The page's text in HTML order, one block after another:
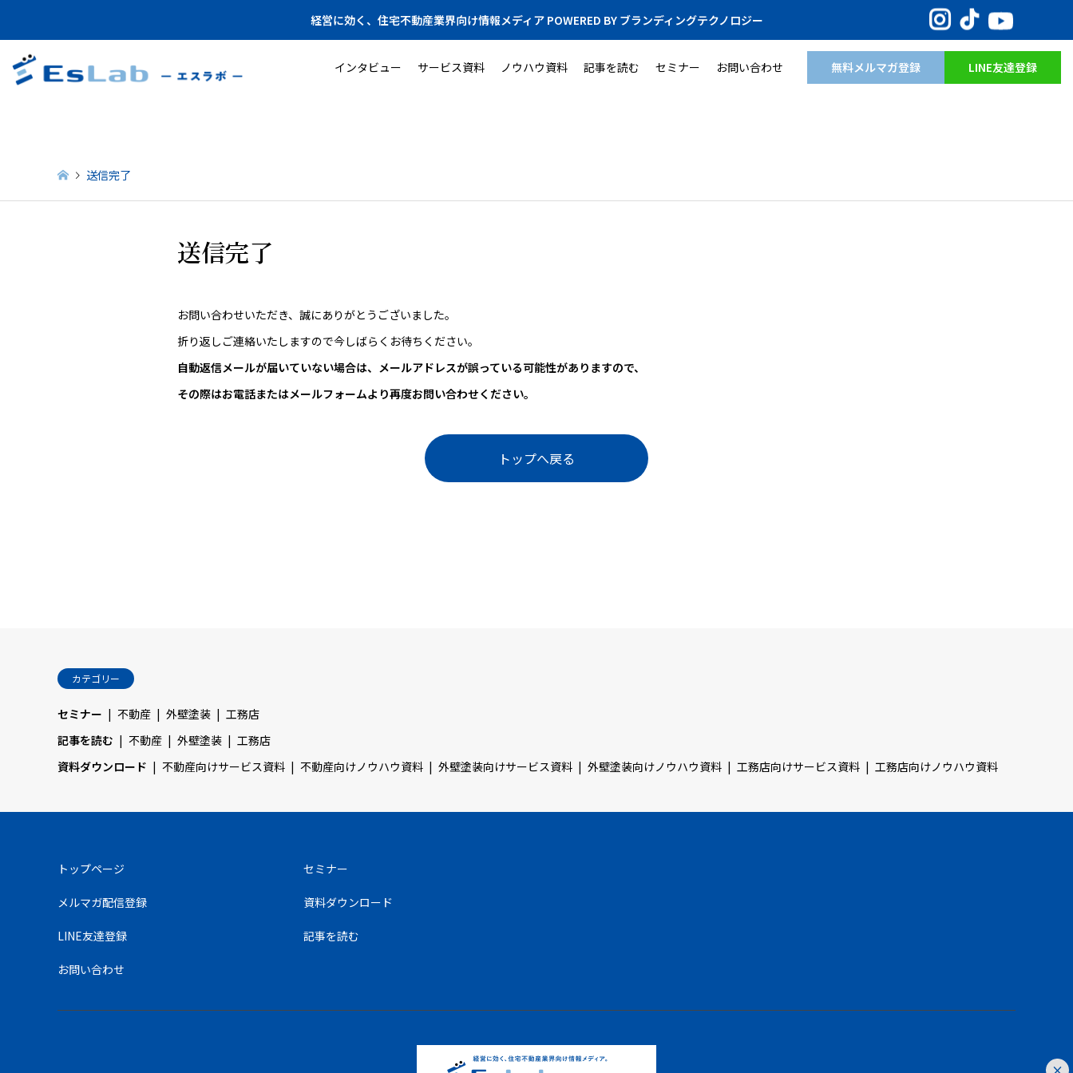
経営に効く、住宅不動産業界向け情報メディア POWERED BY ブランディングテクノロジー
インタビュー サービス資料 ノウハウ資料 記事を読む セミナー お問い合わせ 無料メルマガ登録 LINE友達登録
送信完了
送信完了
お問い合わせいただき、誠にありがとうございました。
折り返しご連絡いたしますので今しばらくお待ちください。
自動返信メールが届いていない場合は、メールアドレスが誤っている可能性がありますので、
その際はお電話またはメールフォームより再度お問い合わせください。
トップへ戻る
カテゴリー
セミナー 不動産 外壁塗装
工務店
記事を読む
不動産 外壁塗装
工務店
資料ダウンロード
不動産向けサービス資料 不動産向けノウハウ資料 外壁塗装向けサービス資料 外壁塗装向けノウハウ資料 工務店向けサービス資料 工務店向けノウハウ資料
トップページ
メルマガ配信登録
LINE友達登録
お問い合わせ
セミナー
資料ダウンロード
記事を読む